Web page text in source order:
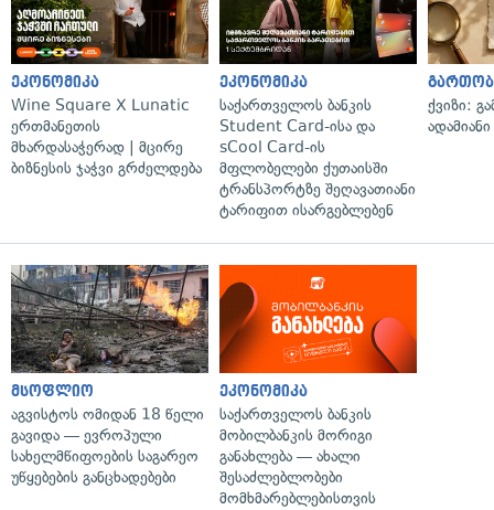
ეკონომიკა
Wine Square X Lunatic
ერთმანეთის
მხარდასაჭერად | მცირე
ბიზნესის ჯაჭვი გრძელდება
ეკონომიკა
საქართველოს ბანკის
Student Card-ისა და
sCool Card-ის
მფლობელები ქუთაისში
ტრანსპორტზე შეღავათიანი
ტარიფით ისარგებლებენ
ქვიზი:
მსოფლიო
აგვისტოს ომიდან 18 წელი
გავიდა — ევროპული
სახელმწიფოების საგარეო
უწყებების განცხადებები
ეკონომიკა
საქართველოს ბანკის
მობილბანკის მორიგი
განახლება — ახალი
შესაძლებლობები
მომხმარებლებისთვის